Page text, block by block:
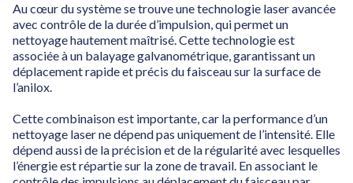
Au cœur du système se trouve une technologie laser avancée
avec contrôle de la durée d’impulsion, qui permet un
nettoyage hautement maîtrisé. Cette technologie est
associée à un balayage galvanométrique, garantissant un
déplacement rapide et précis du faisceau sur la surface de
l’anilox.
Cette combinaison est importante, car la performance d’un
nettoyage laser ne dépend pas uniquement de l’intensité. Elle
dépend aussi de la précision et de la régularité avec lesquelles
l’énergie est répartie sur la zone de travail. En associant le